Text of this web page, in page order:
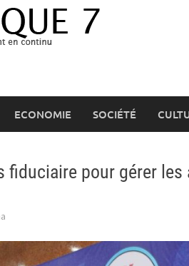
ECONOMIE SOCIÉTÉ
fiduciaire pour gérer